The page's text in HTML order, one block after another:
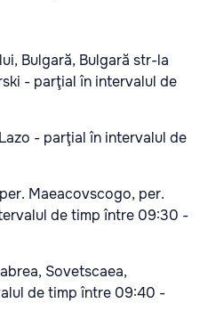
Bulgară, Bulgară str-la
- parţial în intervalul de
- parţial în intervalul de
Maeacovscogo, per.
de timp între 09:30 -
Sovetscaea,
de timp între 09:40 -